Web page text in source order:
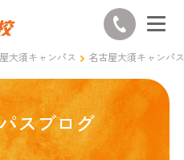
大須キャンパス 名古屋大須キャンパ
スブログ